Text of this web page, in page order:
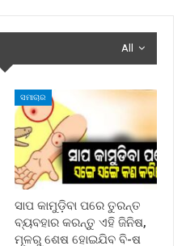
All
ସମାଚାର
ସାପ କାମୁଡ଼ିବା ପରେ ତୁରନ୍ତ
ବ୍ୟବହାର କରନ୍ତୁ ଏହି ଜିନିଷ,
ମୂଳରୁ ଶେଷ ହୋଇଯିବ ବି-ଷ